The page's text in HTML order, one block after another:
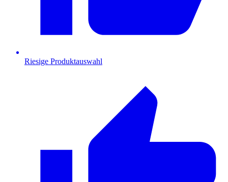
Riesige Produktauswahl